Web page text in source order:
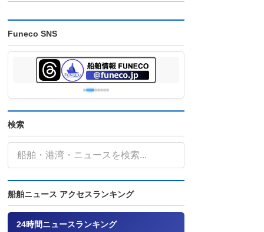
Funeco SNS
検索
船舶ニュース アクセスランキング
24時間ニュースランキング